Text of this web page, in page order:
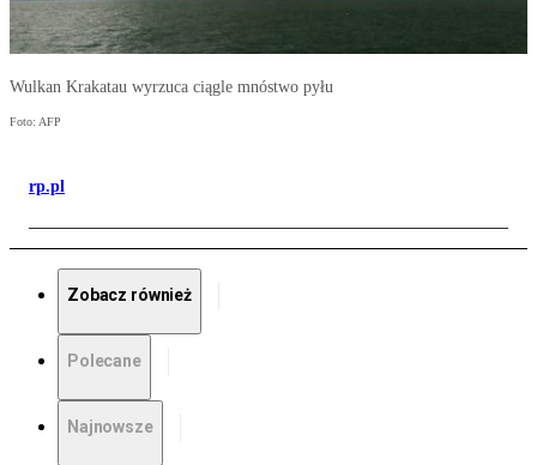
Wulkan Krakatau wyrzuca ciągle mnóstwo pyłu
Foto: AFP
rp.pl
Zobacz również
Polecane
Najnowsze